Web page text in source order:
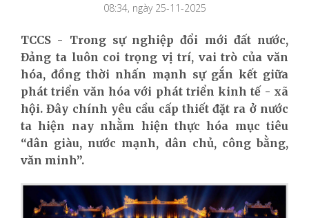
08:34, ngày 25-11-2025
TCCS - Trong sự nghiệp đổi mới đất nước,
Đảng ta luôn coi trọng vị trí, vai trò của văn
hóa, đồng thời nhấn mạnh sự gắn kết giữa
phát triển văn hóa với phát triển kinh tế - xã
hội. Đây chính yêu cầu cấp thiết đặt ra ở nước
ta hiện nay nhằm hiện thực hóa mục tiêu
“dân giàu, nước mạnh, dân chủ, công bằng,
văn minh”.